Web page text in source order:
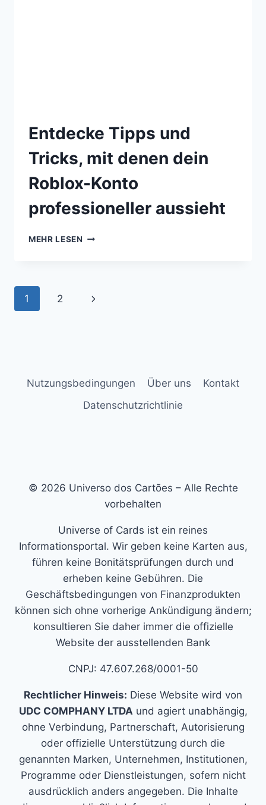
Entdecke Tipps und
Tricks, mit denen dein
Roblox-Konto
professioneller aussieht
MEHR LESEN
1 2
Nutzungsbedingungen Über uns
Kontakt
Datenschutzrichtlinie
© 2026 Universo dos Cartões – Alle Rechte
vorbehalten
Universe of Cards ist ein reines
Informationsportal. Wir geben keine Karten aus,
führen keine Bonitätsprüfungen durch und
erheben keine Gebühren. Die
Geschäftsbedingungen von Finanzprodukten
können sich ohne vorherige Ankündigung ändern;
konsultieren Sie daher immer die offizielle
Website der ausstellenden Bank
CNPJ: 47.607.268/0001-50
Rechtlicher Hinweis: Diese Website wird von
UDC COMPHANY LTDAund agiert unabhängig,
ohne Verbindung, Partnerschaft, Autorisierung
oder offizielle Unterstützung durch die
genannten Marken, Unternehmen, Institutionen,
Programme oder Dienstleistungen, sofern nicht
ausdrücklich anders angegeben. Die Inhalte